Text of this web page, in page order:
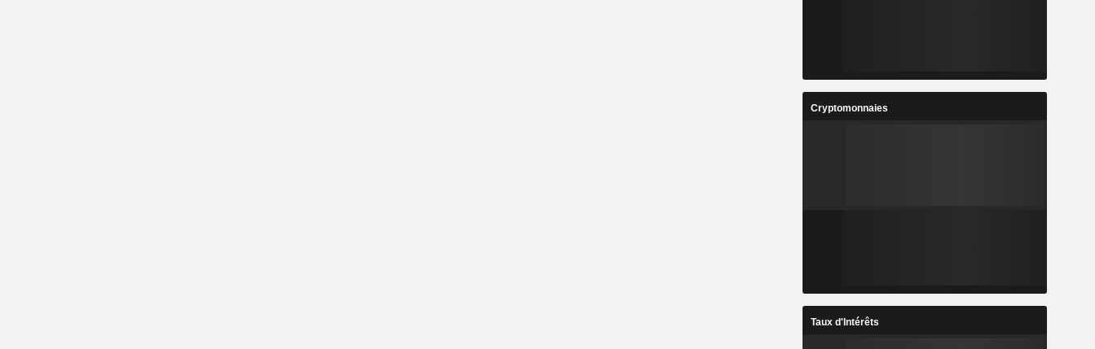
Cryptomonnaies
Taux d'Intérêts